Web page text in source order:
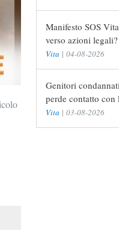
Manifesto SOS
verso azioni legali?
Vita | 04-08-2026
Genitori
perde contatto con
Vita | 03-08-2026